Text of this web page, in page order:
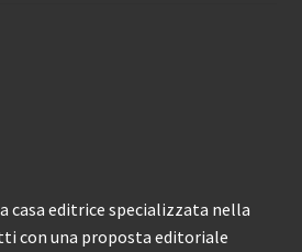
casa editrice specializzata nella
con una proposta editoriale